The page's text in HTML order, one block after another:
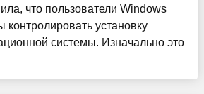
что пользователи Windows
установку
системы. Изначально это